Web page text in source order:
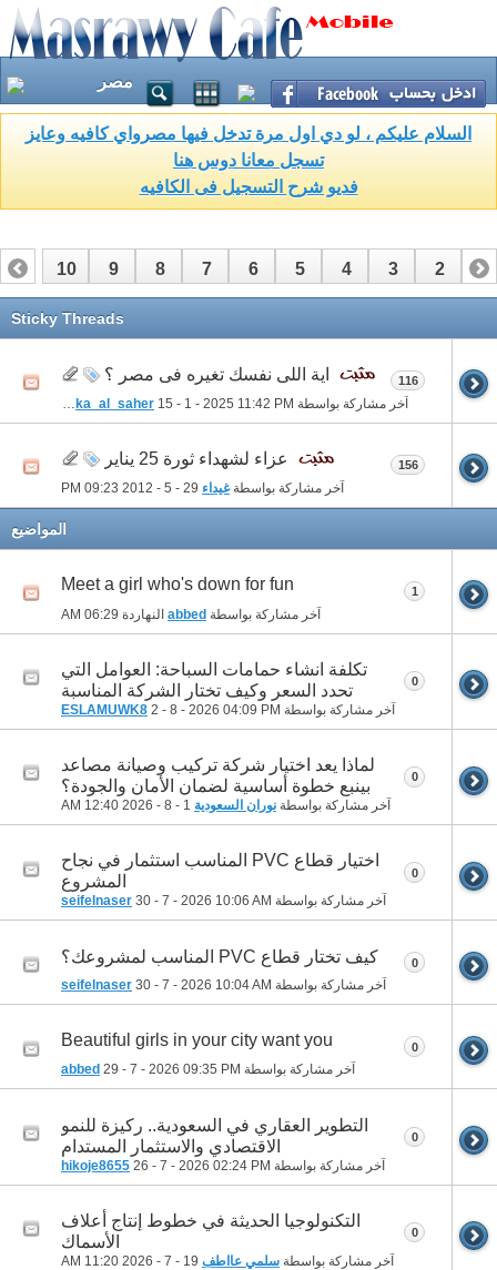
مصر
السلام عليكم ، لو دي اول مرة تدخل فيها مصرواي كافيه وعايز
تسجل معانا دوس هنا
فديو شرح التسجيل فى الكافيه
1
2
3
4
5
6
7
8
9
10
Sticky Threads
اية اللى نفسك تغيره فى مصر ؟
آخر مشاركة بواسطة houka_al_saher 15 - 1 - 2025 11:42 PM
116
عزاء لشهداء ثورة 25 يناير
آخر مشاركة بواسطةغيداء 09:23 PM
156
المواضيع
Meet a girl who's down for fun
آخر مشاركة بواسطة abbed النهاردة 06:29 AM
1
تكلفة انشاء حمامات السباحة: العوامل التي
تحدد السعر وكيف تختار الشركة المناسبة
آخر مشاركة بواسطة ESLAMUWK8 2 - 8 - 2026 04:09 PM
0
لماذا يعد اختيار شركة تركيب وصيانة مصاعد
بينبع خطوة أساسية لضمان الأمان والجودة؟
آخر مشاركة بواسطة نوران السعودية 12:40 AM
0
اختيار قطاع PVC المناسب استثمار في نجاح
المشروع
آخر مشاركة بواسطة seifelnaser 30 - 7 - 2026 10:06 AM
0
كيف تختار قطاع PVC المناسب لمشروعك؟
آخر مشاركة بواسطة seifelnaser 30 - 7 - 2026 10:04 AM
0
Beautiful girls in your city want you
آخر مشاركة بواسطة abbed 29 - 7 - 2026 09:35 PM
0
التطوير العقاري في السعودية.. ركيزة للنمو
الاقتصادي والاستثمار المستدام
آخر مشاركة بواسطة hikoje8655 26 - 7 - 2026 02:24 PM
0
التكنولوجيا الحديثة في خطوط إنتاج أعلاف
الأسماك
آخر مشاركة بواسطة سلمي عااطف 11:20 AM
0